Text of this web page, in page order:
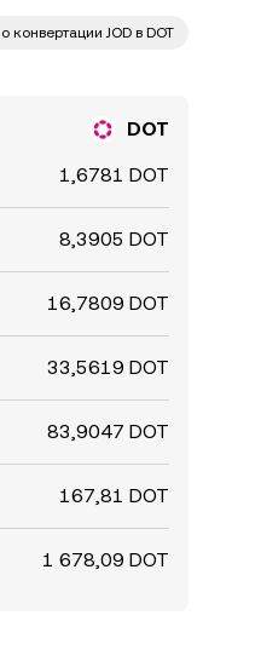
конвертации JOD в DOT
DOT
1,6781 DOT
8,3905 DOT
16,7809 DOT
33,5619 DOT
83,9047 DOT
167,81 DOT
1 678,09 DOT